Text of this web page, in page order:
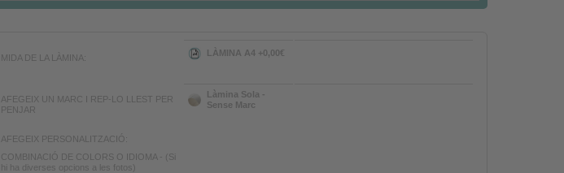
MIDA DE LA LÀMINA: LÀMINA A4 +0,00€
AFEGEIX UN MARC I REP-LO LLEST PER
PENJAR
Làmina Sola -
Sense Marc
AFEGEIX PERSONALITZACIÓ:
COMBINACIÓ DE COLORS O IDIOMA - (Si
hi ha diverses opcions a les fotos)